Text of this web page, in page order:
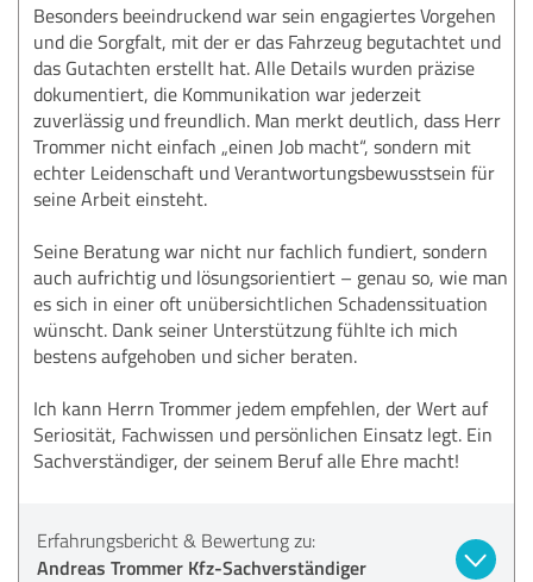
Besonders beeindruckend war sein engagiertes Vorgehen
und die Sorgfalt, mit der er das Fahrzeug begutachtet und
das Gutachten erstellt hat. Alle Details wurden präzise
dokumentiert, die Kommunikation war jederzeit
zuverlässig und freundlich. Man merkt deutlich, dass Herr
Trommer nicht einfach „einen Job macht“, sondern mit
echter Leidenschaft und Verantwortungsbewusstsein für
seine Arbeit einsteht.
Seine Beratung war nicht nur fachlich fundiert, sondern
auch aufrichtig und lösungsorientiert – genau so, wie man
es sich in einer oft unübersichtlichen Schadenssituation
wünscht. Dank seiner Unterstützung fühlte ich mich
bestens aufgehoben und sicher beraten.
Ich kann Herrn Trommer jedem empfehlen, der Wert auf
Seriosität, Fachwissen und persönlichen Einsatz legt. Ein
Sachverständiger, der seinem Beruf alle Ehre macht!
Erfahrungsbericht & Bewertung zu:
Andreas Trommer Kfz-Sachverständiger